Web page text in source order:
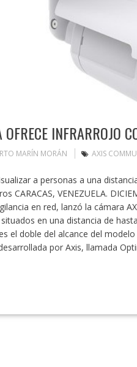
INFRARROJO
MARÍN MORÁN AXIS
a personas a una
CARACAS, VENEZUELA.
en red, lanzó la cámara
en una distancia de
el doble del alcance del
por Axis, llamada